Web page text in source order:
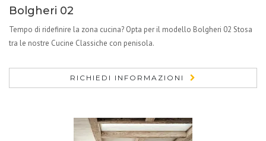
Bolgheri 02
Tempo di ridefinire la zona cucina? Opta per il modello Bolgheri 02 Stosa
tra le nostre Cucine Classiche con penisola.
RICHIEDI INFORMAZIONI